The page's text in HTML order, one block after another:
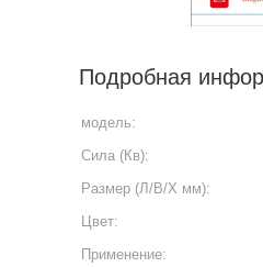
Подробная
модель:
Сила (Кв):
Размер (Л/В/Х мм):
Цвет:
Применение: